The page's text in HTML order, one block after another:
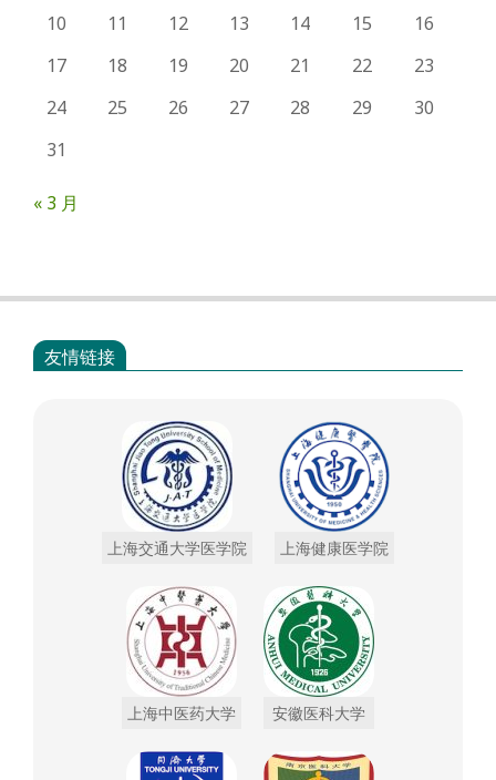
10 11 12 13 14 15
16
17
18 19 20 21 22
23
24
25 26 27 28 29
30
31
« 3 月
友情链接
上海交通大学医学院 上海健康医学院
上海中医药大学 安徽医科大学